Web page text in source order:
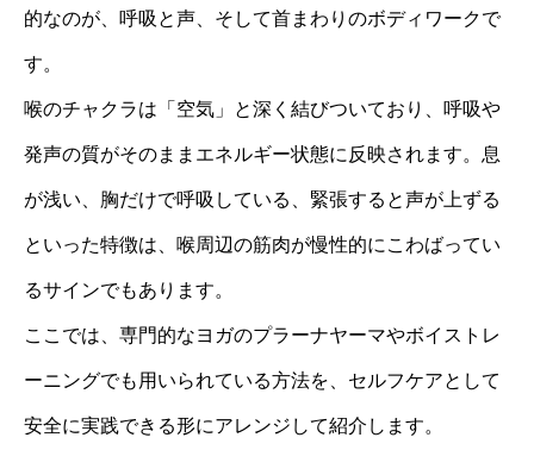
的なのが、呼吸と声、そして首まわりのボディワークで
す。
喉のチャクラは「空気」と深く結びついており、呼吸や
発声の質がそのままエネルギー状態に反映されます。息
が浅い、胸だけで呼吸している、緊張すると声が上ずる
といった特徴は、喉周辺の筋肉が慢性的にこわばってい
るサインでもあります。
ここでは、専門的なヨガのプラーナヤーマやボイストレ
ーニングでも用いられている方法を、セルフケアとして
安全に実践できる形にアレンジして紹介します。